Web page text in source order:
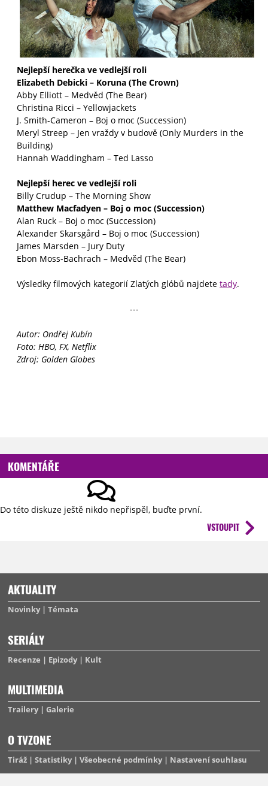
Nejlepší herečka ve vedlejší roli
Elizabeth Debicki – Koruna (The Crown)
Abby Elliott – Medvěd (The Bear)
Christina Ricci – Yellowjackets
J. Smith-Cameron – Boj o moc (Succession)
Meryl Streep – Jen vraždy v budově (Only Murders in the
Building)
Hannah Waddingham – Ted Lasso
Nejlepší herec ve vedlejší roli
Billy Crudup – The Morning Show
Matthew Macfadyen – Boj o moc (Succession)
Alan Ruck – Boj o moc (Succession)
Alexander Skarsgård – Boj o moc (Succession)
James Marsden – Jury Duty
Ebon Moss-Bachrach – Medvěd (The Bear)
Výsledky filmových kategorií Zlatých glóbů najdete tady.
---
Autor: Ondřej Kubín
Foto: HBO, FX, Netflix
Zdroj: Golden Globes
KOMENTÁŘE
Do této diskuze ještě nikdo nepřispěl, buďte první.
VSTOUPIT
AKTUALITY
Novinky Témata
SERIÁLY
Recenze Epizody Kult
MULTIMEDIA
Trailery Galerie
O TVZONE
Tiráž Statistiky Všeobecné podmínky Nastavení souhlasu